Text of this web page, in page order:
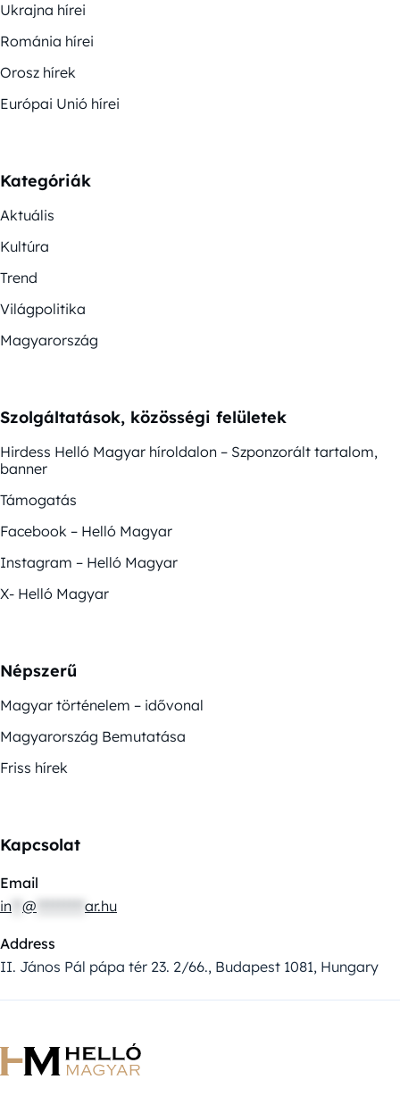
Ukrajna hírei
Románia hírei
Orosz hírek
Európai Unió hírei
Kategóriák
Aktuális
Kultúra
Trend
Világpolitika
Magyarország
Szolgáltatások, közösségi felületek
Hirdess Helló Magyar híroldalon – Szponzorált tartalom,
banner
Támogatás
Facebook – Helló Magyar
Instagram – Helló Magyar
X- Helló Magyar
Népszerű
Magyar történelem – idővonal
Magyarország Bemutatása
Friss hírek
Kapcsolat
Email
in @ ar.hu
Address
II. János Pál pápa tér 23. 2/66., Budapest 1081, Hungary